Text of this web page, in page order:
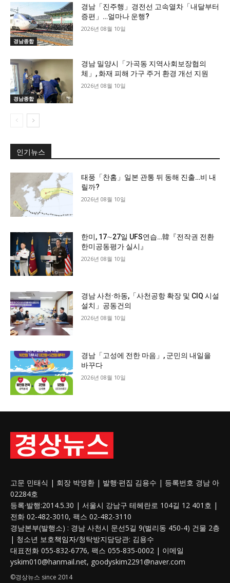
경남종합
경남「진주행」경전선 고속열차「내달부터
증편」…얼마나 운행?
2026년 08월 10일
경남종합
경남 밀양시「가곡동 지역사회보장협의
체」, 화재 피해 가구 주거 환경 개선 지원
2026년 08월 10일
인기뉴스
태풍「찬홈」일본 관통 뒤 동해 진출…비 내
릴까?
2026년 08월 10일
한미, 17∼27일 UFS연습…韓『전작권 전환
한미공동평가 실시』
2026년 08월 10일
경남 사천·하동,「사천공항 확장 및 CIQ 시설
설치」공동건의
2026년 08월 10일
경남「고성에 전한 마음」, 군민의 내일을
바꾸다
2026년 08월 10일
고문 민태식 | 회장 박영환 | 발행·편집 김용수 | 등록번호 경남 아
02284호
등록·발행:2014.5.30 | 서울시 강남구 테헤란로 104길 12 401호 |
전화 02-482-3010, 팩스 02-482-3110
경남본부(발행소) : 경남 사천시 문선5길 9(벌리동 450-4) 건물 2층
| 청소년 보호책임자/청탁방지담당관: 김용수
대표전화 055-832-6776, 팩스 055-835-0002 | 이메일
yskim010@hanmail.net, goodyskim2291@naver.com
©경상뉴스 since 2014